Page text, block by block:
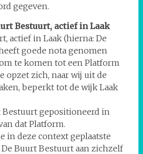
gegeven.
Bestuurt, actief in Laak
actief in Laak (hierna: De
goede nota genomen
te komen tot een Platform
opzet zich, naar wij uit de
beperkt tot de wijk Laak
Bestuurt gepositioneerd in
dat Platform.
in deze context geplaatste
Buurt Bestuurt aan zichzelf